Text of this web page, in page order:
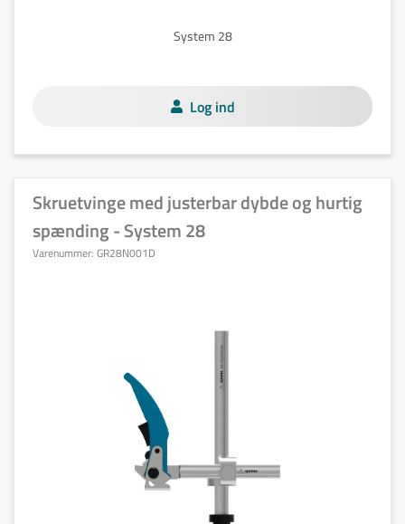
System 28
Log ind
Skruetvinge med justerbar dybde og hurtig
spænding - System 28
Varenummer: GR28N001D